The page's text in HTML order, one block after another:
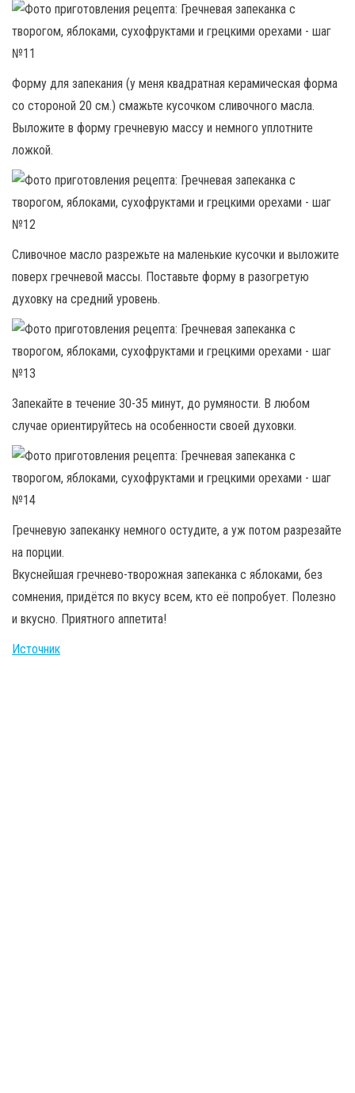
Форму для запекания (у меня квадратная керамическая форма
со стороной 20 см.) смажьте кусочком сливочного масла.
Выложите в форму гречневую массу и немного уплотните
ложкой.
Сливочное масло разрежьте на маленькие кусочки и выложите
поверх гречневой массы. Поставьте форму в разогретую
духовку на средний уровень.
Запекайте в течение 30-35 минут, до румяности. В любом
случае ориентируйтесь на особенности своей духовки.
Гречневую запеканку немного остудите, а уж потом разрезайте
на порции.
Вкуснейшая гречнево-творожная запеканка с яблоками, без
сомнения, придётся по вкусу всем, кто её попробует. Полезно
и вкусно. Приятного аппетита!
Источник